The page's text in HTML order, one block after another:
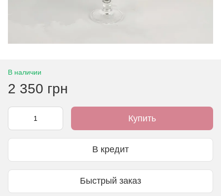
В наличии
2 350 грн
Купить
В кредит
Быстрый заказ